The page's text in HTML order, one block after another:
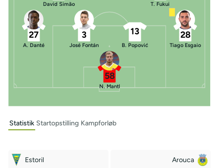
58
N. Mantl
27
A. Danté
3
José Fontán
13
B. Popović
28
Tiago Esgaio
David Simão T. Fukui
Statistik Startopstilling Kampforløb
Estoril Arouca